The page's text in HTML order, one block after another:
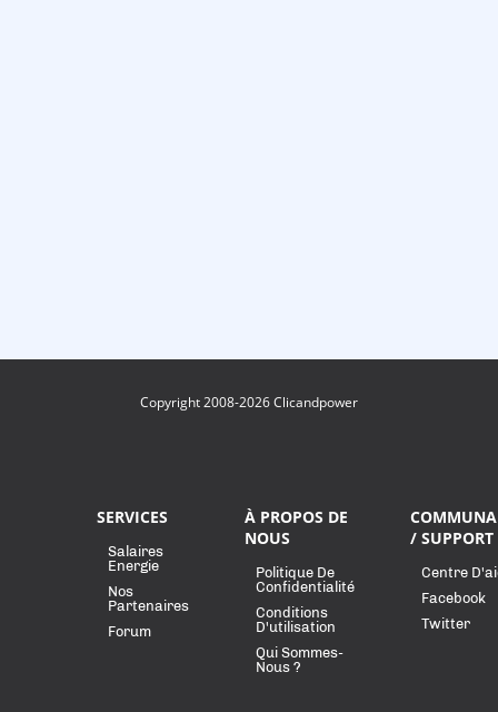
Copyright 2008-2026 Clicandpower
SERVICES
Salaires
Energie
Nos
Partenaires
Forum
À PROPOS DE
NOUS
Politique De
Confidentialité
Conditions
D'utilisation
Qui Sommes-
Nous ?
/ SUPPORT
Centre
Facebook
Twitter